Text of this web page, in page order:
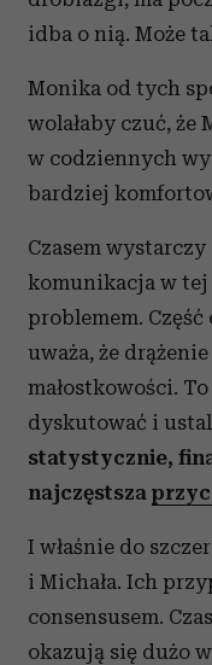
idba o nią. Może
Monika od tych
wolałaby czuć, że
w codziennych
bardziej
Czasem wystarczy
komunikacja w
problemem.
uważa, że
małostkowości.
dyskutować i
statystycznie,
najczęstsza
I właśnie do
i Michała. Ich
consensusem.
okazują się dużo